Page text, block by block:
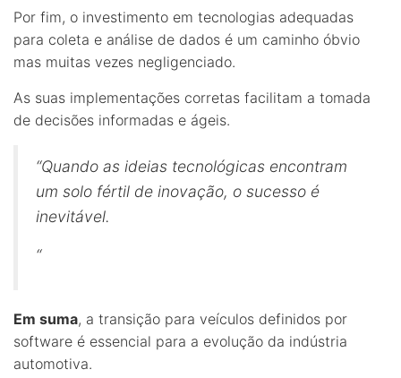
Por fim, o investimento em tecnologias adequadas
para coleta e análise de dados é um caminho óbvio
mas muitas vezes negligenciado.
As suas implementações corretas facilitam a tomada
de decisões informadas e ágeis.
“Quando as ideias tecnológicas encontram
um solo fértil de inovação, o sucesso é
inevitável.
“
Em suma, a transição para veículos definidos por
software é essencial para a evolução da indústria
automotiva.